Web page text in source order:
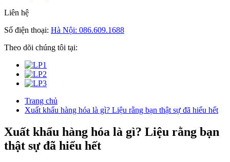
Liên hệ
Số điện thoại: Hà Nội: 086.609.1688
Theo dõi chúng tôi tại:
Trang chủ
Xuất khẩu hàng hóa là gì? Liệu rằng bạn thật sự đã hiểu hết
Xuất khẩu hàng hóa là gì? Liệu rằng bạn
thật sự đã hiểu hết